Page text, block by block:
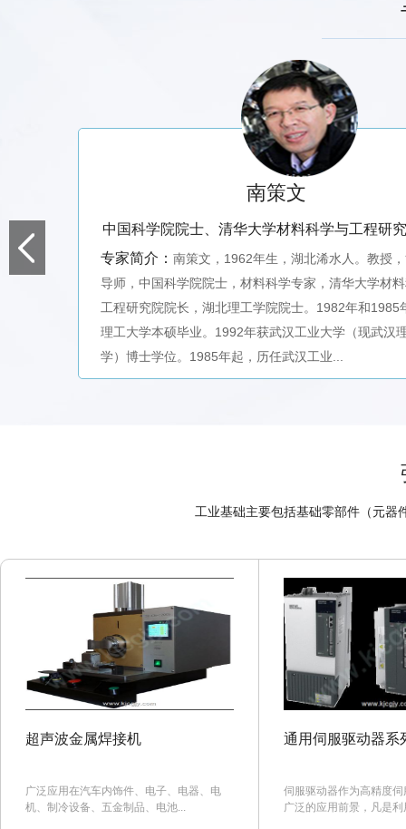
南策文
中国科学院院士、清华大学材料科学与工程研
专家简介： 南策文，1962年生，湖北浠水人。教授
导师，中国科学院院士，材料科学专家，清华大学材
工程研究院院长，湖北理工学院院士。1982年和1985
理工大学本硕毕业。1992年获武汉工业大学（现武汉
学）博士学位。1985年起，历任武汉工业...
工业基础主要包括基础零部件（元器
超声波金属焊接机
广泛应用在汽车内饰件、电子、电器、电
机、制冷设备、五金制品、电池...
通用伺服驱动器系
伺服驱动器作为高精度
广泛的应用前景，凡是利